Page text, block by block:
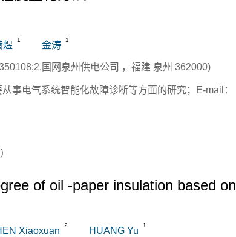
煜
1
金涛
1
国网泉州供电公司 ，福建 泉州 362000)
事电气系统智能化故障诊断等方面的研究；E-mail：
of oil -paper insulation based on
Xiaoxuan
2
HUANG Yu
1